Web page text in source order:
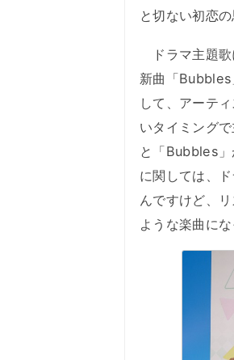
と切ない初恋
ドラマ主題歌
新曲「Bubbles
して、アーテ
いタイミング
と「Bubbles」
に関しては、
んですけど、
ような楽曲に